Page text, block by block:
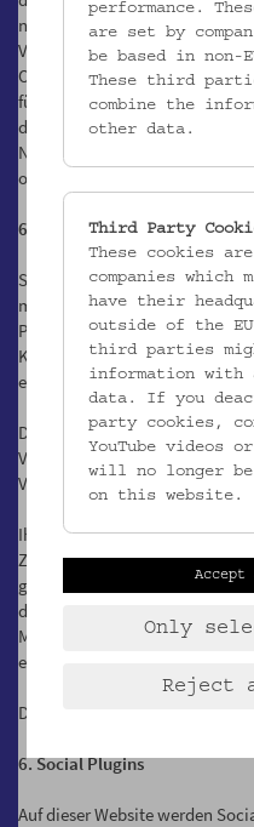
nach eigenen Informationen
Verbesserung der eigenen
Optimierung des Versandes
für wirtschaftliche Zwecke, um
die Empfänger kommen.
Newsletterempfänger jedoch
oder an Dritte weiterzugeben.
6. Postalische Zusendungen
Sie haben die Möglichkeit, über
mittels Anmeldekarte „Be Park
Post zu abonnieren. Hierfür
Kontaktdaten sowie Ihre
einverstanden sind.
Die dabei erhobenen Adressen
Versands unter Einhaltung der
Versandpartner weitergegeben.
Ihre Kontaktdaten werden bis
Zusendungen bzw. dem
gespeichert. Sie können Ihre
die Zusendungen abbestellen,
Mail-Adresse
einer anderen Form
Dies gilt auch für
6. Social Plugins
Auf dieser Website werden
performance.
are set by
be based in non-
These third
combine the
other data.
Third Party
These cookies
companies which
have their
outside of the
third parties
information with
data. If you
party cookies,
YouTube videos or
will no longer be
on this website.
Only
Reject